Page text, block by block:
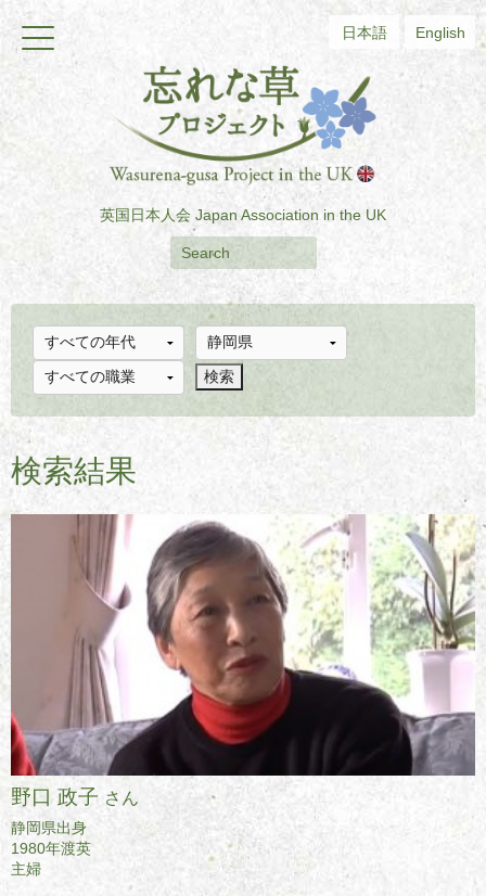
英国日本人会 Japan Association in the UK
日本語 English
検索結果
野口 政子 さん
静岡県出身
1980年渡英
主婦